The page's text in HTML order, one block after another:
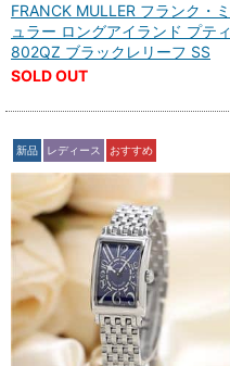
FRANCK MULLER フランク・ミ
ュラー ロングアイランド プティ
802QZ ブラックレリーフ SS
SOLD OUT
新品 レディース おすすめ